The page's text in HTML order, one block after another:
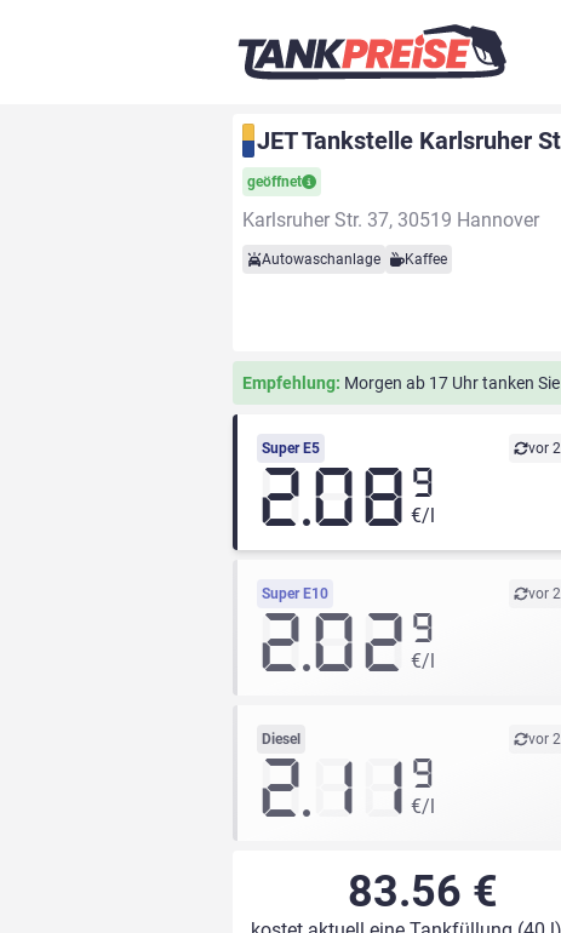
JET Tankstelle Karlsruher
geöffnet
Karlsruher Str. 37, 30519 Hannover
Autowaschanlage Kaffee
Empfehlung: Morgen ab 17 Uhr tanken
Super E5 vor
2.08 9
€/l
Super E10 vor
2.02 9
€/l
Diesel vor
2.11 9
€/l
83.56 €